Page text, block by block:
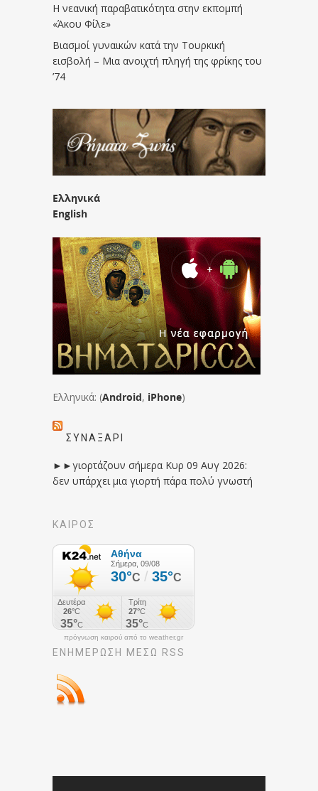
Η νεανική παραβατικότητα στην εκπομπή
«Άκου Φίλε»
Βιασμοί γυναικών κατά την Τουρκική
εισβολή – Μια ανοιχτή πληγή της φρίκης του
’74
Ελληνικά
English
Ελληνικά: (Android, iPhone)
ΣΥΝΑΞΆΡΙ
►►γιορτάζουν σήμερα Κυρ 09 Αυγ 2026:
δεν υπάρχει μια γιορτή πάρα πολύ γνωστή
ΚΑΙΡΟΣ
πρόγνωση καιρού από το weather.gr
ΕΝΗΜΈΡΩΣΉ ΜΕΣΩ RSS